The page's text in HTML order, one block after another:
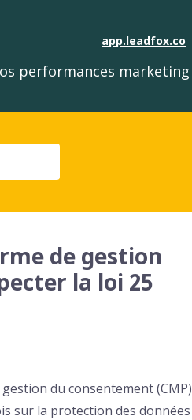
app.leadfox.co
performances marketing
de gestion
la loi 25
du consentement (CMP)
sur la protection des données